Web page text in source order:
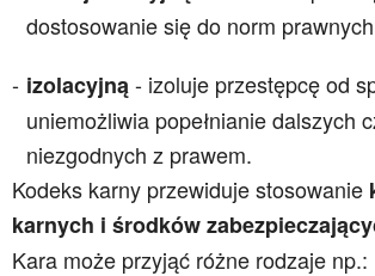
dostosowanie się do norm
izolacyjną- izoluje przestępcę od
uniemożliwia popełnianie dalszych
niezgodnych z prawem.
Kodeks karny przewiduje stosowanie
karnych i środków
Kara może przyjąć różne rodzaje np.: